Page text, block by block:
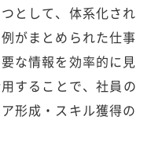
として、体系化され
がまとめられた仕事
な情報を効率的に見
することで、社員の
形成・スキル獲得の